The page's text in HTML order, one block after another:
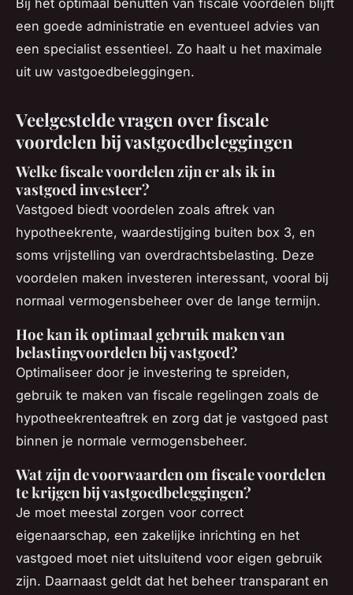
een goede administratie en eventueel advies van
een specialist essentieel. Zo haalt u het maximale
uit uw vastgoedbeleggingen.
Veelgestelde vragen over fiscale
voordelen bij vastgoedbeleggingen
Welke fiscale voordelen zijn er als ik in
vastgoed investeer?
Vastgoed biedt voordelen zoals aftrek van
hypotheekrente, waardestijging buiten box 3, en
soms vrijstelling van overdrachtsbelasting. Deze
voordelen maken investeren interessant, vooral bij
normaal vermogensbeheer over de lange termijn.
Hoe kan ik optimaal gebruik maken van
belastingvoordelen bij vastgoed?
Optimaliseer door je investering te spreiden,
gebruik te maken van fiscale regelingen zoals de
hypotheekrenteaftrek en zorg dat je vastgoed past
binnen je normale vermogensbeheer.
Wat zijn de voorwaarden om fiscale voordelen
te krijgen bij vastgoedbeleggingen?
Je moet meestal zorgen voor correct
eigenaarschap, een zakelijke inrichting en het
vastgoed moet niet uitsluitend voor eigen gebruik
zijn. Daarnaast geldt dat het beheer transparant en